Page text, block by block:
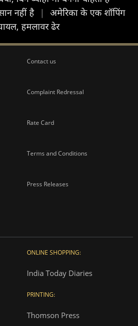
नहीं है
|
अमेरिका के एक शॉपिंग
हमलावर ढेर
Contact us
Complaint Redressal
Rate Card
Terms and Conditions
Press Releases
ONLINE SHOPPING:
India Today Diaries
PRINTING:
Thomson Press